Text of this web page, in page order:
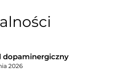
dopaminergiczny
2026